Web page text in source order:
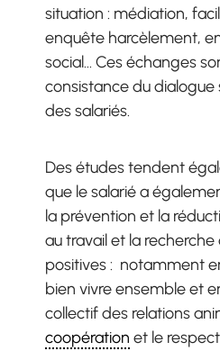
situation : médiation,
enquête harcèlement,
social… Ces échanges
consistance du
des salariés.
Des études tendent
que le salarié a
la prévention et la
au travail et la
positives : notamment
bien vivre ensemble et
collectif des relations
coopération et le